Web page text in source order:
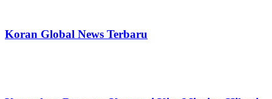
Koran Global News Terbaru